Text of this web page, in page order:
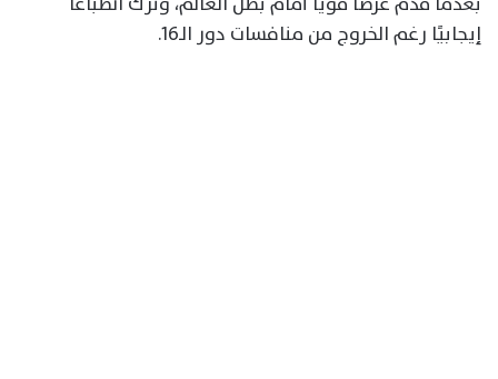
إيجابيًا رغم الخروج من منافسات دور الـ16.